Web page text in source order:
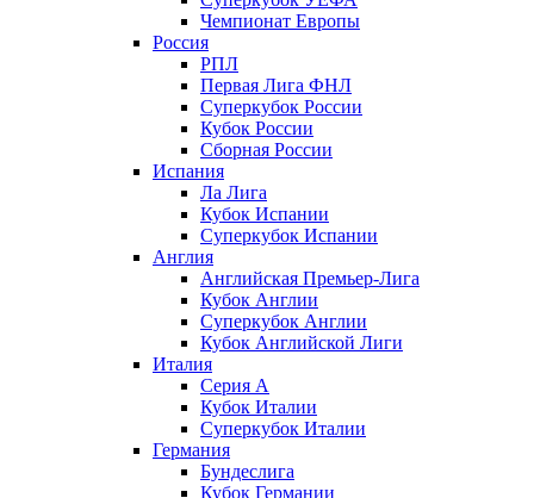
Чемпионат Европы
Россия
РПЛ
Первая Лига ФНЛ
Суперкубок России
Кубок России
Сборная России
Испания
Ла Лига
Кубок Испании
Суперкубок Испании
Англия
Английская Премьер-Лига
Кубок Англии
Суперкубок Англии
Кубок Английской Лиги
Италия
Серия А
Кубок Италии
Суперкубок Италии
Германия
Бундеслига
Кубок Германии